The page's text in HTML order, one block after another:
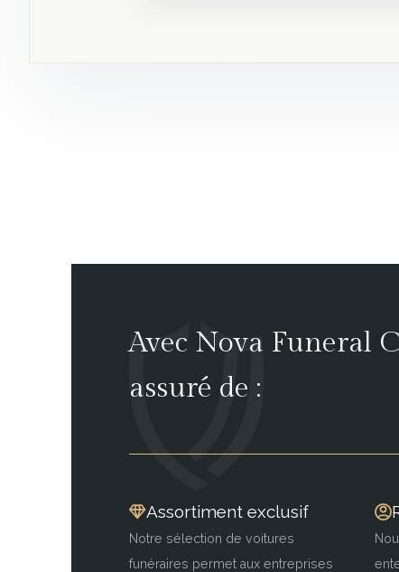
Avec Nova Funeral
assuré de :
Assortiment exclusif
Notre sélection de voitures
funéraires permet aux entreprises